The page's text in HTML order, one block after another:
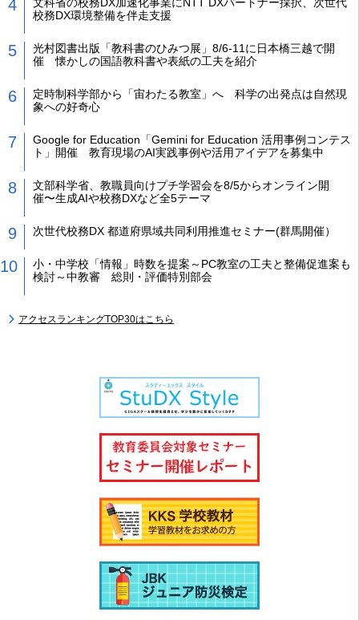
校務DX環境整備を伴走支援
光村図書出版「教科書のひみつ展」8/6-11に日本橋三越で開
催 懐かしの国語教科書や表紙の工夫を紹介
定時制科学部から「宙わたる教室」へ 科学の出発点は自然現
象への好奇心
Google for Education「Gemini for Education 活用事例コンテス
ト」開催 教育現場のAI実践事例や活用アイデアを募集中
文部科学省、教職員向けプチ学習会を8/5からオンライン開
催〜生成AIや校務DXなど全5テーマ
次世代校務DX 都道府県域共同利用推進セミナー(群馬開催）
小・中学校「情報」時数を提案～PC教室の工夫と整備促進案も
検討～中教審 総則・評価特別部会
アクセスランキングTOP30はこちら